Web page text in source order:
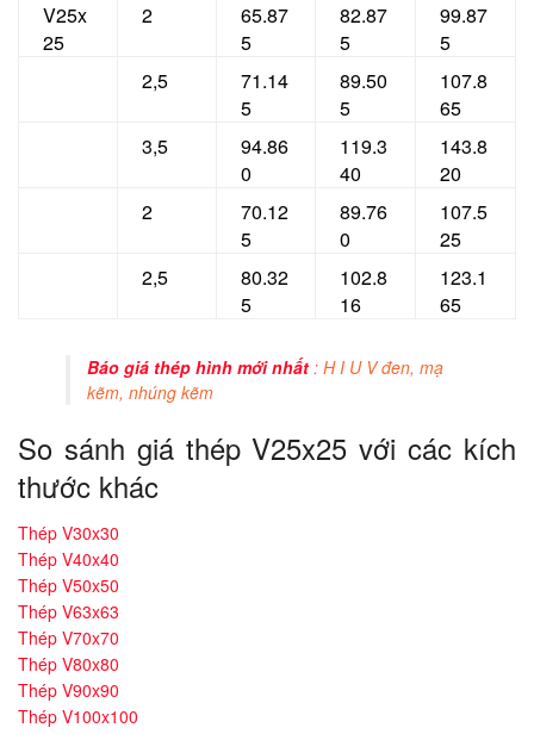
V25x
25
2
65.87
5
82.87
5
99.87
5
2,5
71.14
5
89.50
5
107.8
65
3,5
94.86
0
119.3
40
143.8
20
2
70.12
5
89.76
0
107.5
25
2,5
80.32
5
102.8
16
123.1
65
Báo giá thép hình mới nhất : H I U V đen, mạ
kẽm, nhúng kẽm
So sánh giá thép V25x25 với các kích
thước khác
Thép V30x30
Thép V40x40
Thép V50x50
Thép V63x63
Thép V70x70
Thép V80x80
Thép V90x90
Thép V100x100